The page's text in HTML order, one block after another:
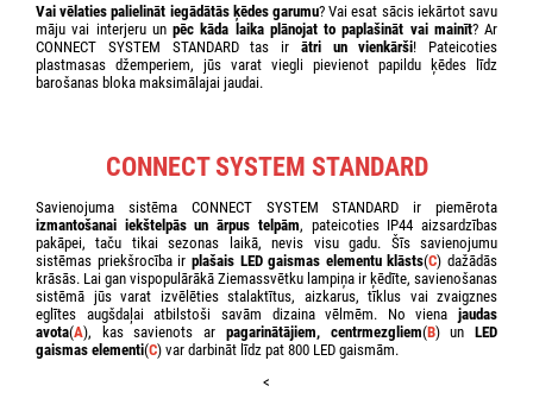
Vai vēlaties palielināt iegādātās ķēdes garumu? Vai esat sācis iekārtot savu
māju vai interjeru un pēc kāda laika plānojat to paplašināt vai mainīt? Ar
CONNECT SYSTEM STANDARD tas ir ātri un vienkārši! Pateicoties
plastmasas džemperiem, jūs varat viegli pievienot papildu ķēdes līdz
barošanas bloka maksimālajai jaudai.
<
CONNECT SYSTEM STANDARD
Savienojuma sistēma CONNECT SYSTEM STANDARD ir piemērota
izmantošanai iekštelpās un ārpus telpām, pateicoties IP44 aizsardzības
pakāpei, taču tikai sezonas laikā, nevis visu gadu. Šīs savienojumu
sistēmas priekšrocība ir plašais LED gaismas elementu klāsts(C) dažādās
krāsās. Lai gan vispopulārākā Ziemassvētku lampiņa ir ķēdīte, savienošanas
sistēmā jūs varat izvēlēties stalaktītus, aizkarus, tīklus vai zvaigznes
eglītes augšdaļai atbilstoši savām dizaina vēlmēm. No viena jaudas
avota(A), kas savienots ar pagarinātājiem, centrmezgliem(B) unLED
gaismas elementi(C) var darbināt līdz pat 800 LED gaismām.